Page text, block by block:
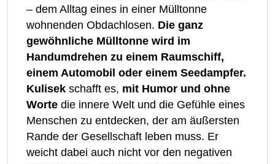
– dem Alltag eines in einer Mülltonne
wohnenden Obdachlosen. Die ganz
gewöhnliche Mülltonne wird im
Handumdrehen zu einem Raumschiff,
einem Automobil oder einem Seedampfer.
Kulisek schafft es, mit Humor und ohne
Worte die innere Welt und die Gefühle eines
Menschen zu entdecken, der am äußersten
Rande der Gesellschaft leben muss. Er
weicht dabei auch nicht vor den negativen